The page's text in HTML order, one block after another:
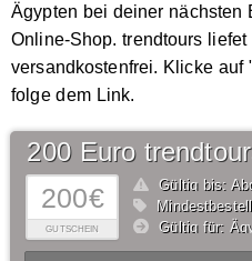
Ägypten bei deiner nächsten
Online-Shop. trendtours
versandkostenfrei. Klicke auf
folge dem Link.
200€
GUTSCHEIN
200 Euro
Gültig bis:
Gültig für: